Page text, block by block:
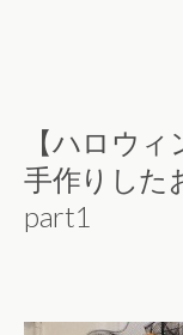
【ハロウ
手作りした
part1